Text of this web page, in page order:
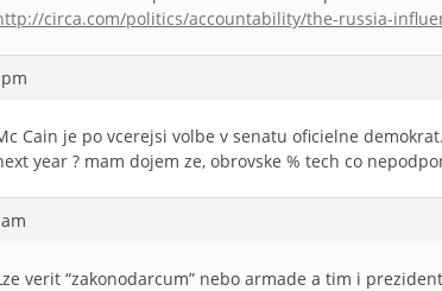
circa.com/politics/accountability/the-russia-
Cain je po vcerejsi volbe v senatu oficielne
year ? mam dojem ze, obrovske % tech co
verit “zakonodarcum” nebo armade a tim i